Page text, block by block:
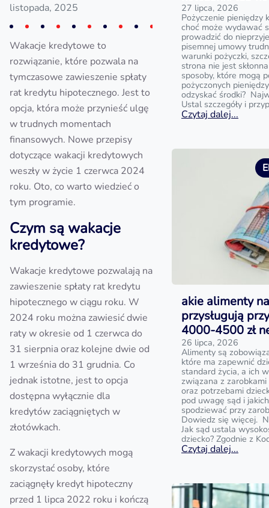
listopada, 2025
Wakacje kredytowe to
rozwiązanie, które pozwala na
tymczasowe zawieszenie spłaty
rat kredytu hipotecznego. Jest to
opcja, która może przynieść ulgę
w trudnych momentach
finansowych. Nowe przepisy
dotyczące wakacji kredytowych
weszły w życie 1 czerwca 2024
roku. Oto, co warto wiedzieć o
tym programie.
Czym są wakacje
kredytowe?
Wakacje kredytowe pozwalają na
zawieszenie spłaty rat kredytu
hipotecznego w ciągu roku. W
2024 roku można zawiesić dwie
raty w okresie od 1 czerwca do
31 sierpnia oraz kolejne dwie od
1 września do 31 grudnia. Co
jednak istotne, jest to opcja
dostępna wyłącznie dla
kredytów zaciągniętych w
złotówkach.
Z wakacji kredytowych mogą
skorzystać osoby, które
zaciągnęły kredyt hipoteczny
przed 1 lipca 2022 roku i kończą
27 lipca, 2026
Pożyczenie pieniędzy
choć może wydawać
prowadzić do
pisemnej umowy
warunki pożyczki,
strona nie jest
sposoby, które mogą
pożyczonych
odzyskać środki?
Ustal szczegóły i
Czytaj dalej...
akie alimenty
przysługują
4000-4500 zł
26 lipca, 2026
Alimenty są
które ma zapewnić
standard życia, a ich
związana z
oraz potrzebami
pod uwagę sąd i
spodziewać przy
Dowiedz się więcej.
Jak sąd ustala
dziecko? Zgodnie z
Czytaj dalej...